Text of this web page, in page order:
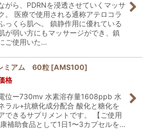
がら、PDRNを浸透させていくマッサ
。 医療で使用される通称アテロコラ
っくら肌へ。 鎮静作用に優れている
が弱い方にもマッサージができ、鎮
ご使用いた…
ミアム 60粒 [AMS100]
格
位ー730mv 水素溶存量1608ppb 水
ラル+抗糖化成分配合 酸化と糖化を
できるサプリメントです。 【ご使用
補助食品として1日1〜3カプセルを…